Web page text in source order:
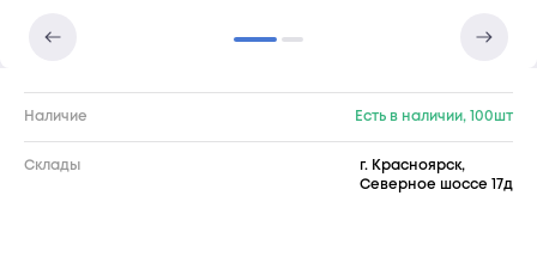
Наличие Есть в наличии, 100шт
Склады
г. Красноярск,
Северное шоссе 17д